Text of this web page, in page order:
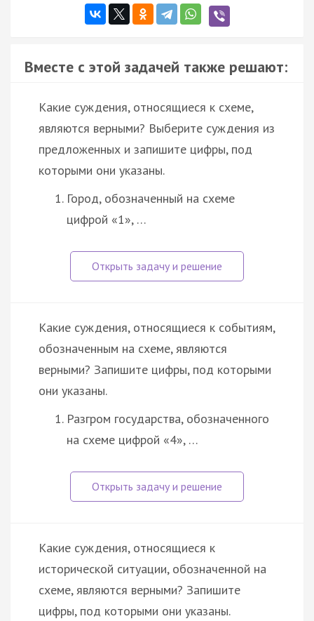
Вместе с этой задачей также решают:
Какие суждения, относящиеся к схеме,
являются верными? Выберите суждения из
предложенных и запишите цифры, под
которыми они указаны.
Город, обозначенный на схеме
цифрой «1», …
Какие суждения, относящиеся к событиям,
обозначенным на схеме, являются
верными? Запишите цифры, под которыми
они указаны.
Разгром государства, обозначенного
на схеме цифрой «4», …
Какие суждения, относящиеся к
исторической ситуации, обозначенной на
схеме, являются верными? Запишите
цифры, под которыми они указаны.